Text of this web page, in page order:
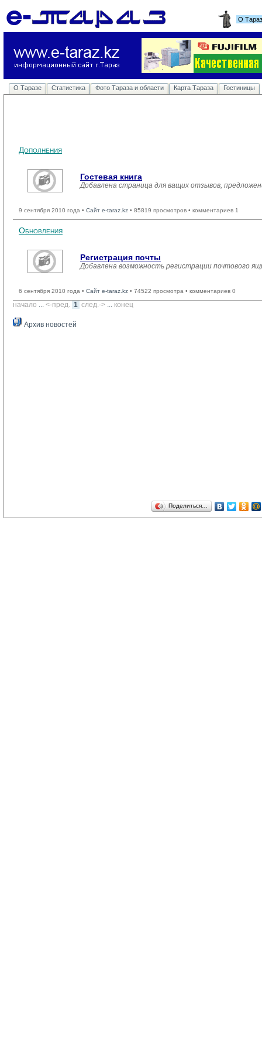
О
О Таразе Статистика Фото Тараза и области Карта Тараза Гостиницы
Дополнения
Гостевая книга
Добавлена страница для ващих отзывов,
9 сентября 2010 года • Сайт e-taraz.kz • 85819 просмотров • комментариев 1
Обновления
Регистрация почты
Добавлена возможность регистрации почтового
6 сентября 2010 года • Сайт e-taraz.kz • 74522 просмотра • комментариев 0
начало ... <-пред. 1 след.-> ... конец
Архив новостей
Поделиться…